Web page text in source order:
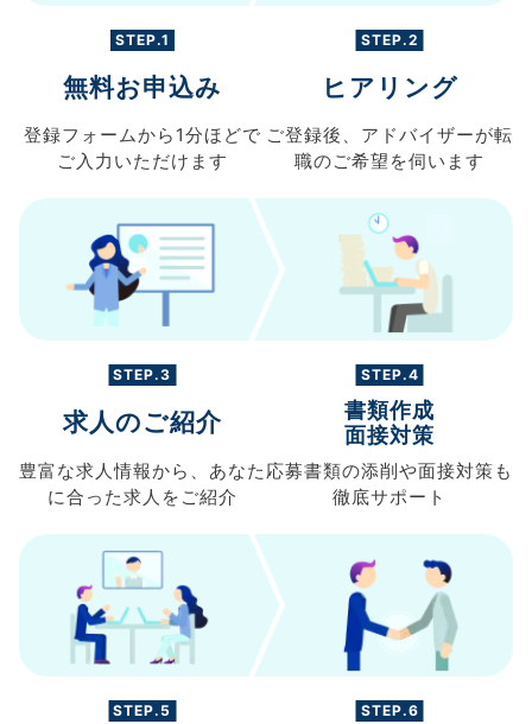
STEP.1
無料お申込み
登録フォームから 1分ほどで
ご入力 いただけます
STEP.2
ヒアリング
ご登録後、 アドバイザーが転
職のご希望を伺います
STEP.3
求人のご紹介
豊富な求人情報から、 あなた
に合った求人を ご紹介
STEP.4
書類作成
面接対策
応募書類の添削や面接対策も
徹底サポート
STEP.5 STEP.6